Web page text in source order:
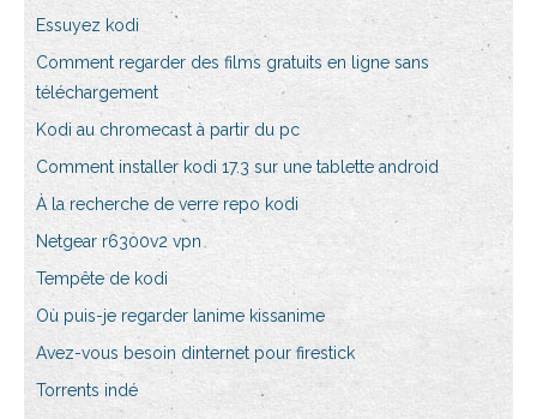
Essuyez kodi
Comment regarder des films gratuits en ligne sans
téléchargement
Kodi au chromecast à partir du pc
Comment installer kodi 17.3 sur une tablette android
À la recherche de verre repo kodi
Netgear r6300v2 vpn
Tempête de kodi
Où puis-je regarder lanime kissanime
Avez-vous besoin dinternet pour firestick
Torrents indé